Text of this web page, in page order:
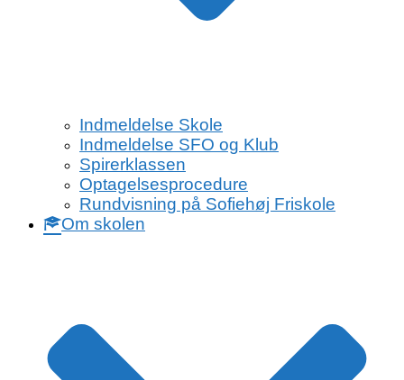
Indmeldelse Skole
Indmeldelse SFO og Klub
Spirerklassen
Optagelsesprocedure
Rundvisning på Sofiehøj Friskole
Om skolen